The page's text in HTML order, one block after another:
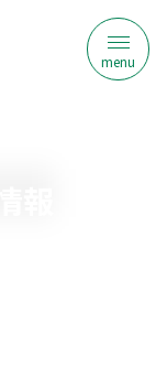
menu